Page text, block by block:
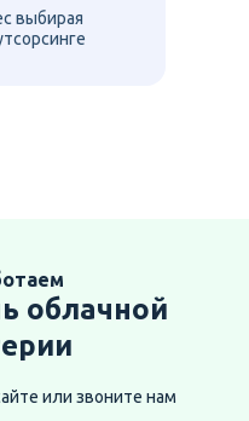
выбирая
облачной
или звоните нам